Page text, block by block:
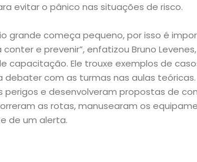
evitar o pânico nas situações de risco.
grande começa pequeno, por isso é
e prevenir”, enfatizou Bruno
capacitação. Ele trouxe exemplos de
debater com as turmas nas aulas
perigos e desenvolveram propostas de
as rotas, manusearam os
de um alerta.